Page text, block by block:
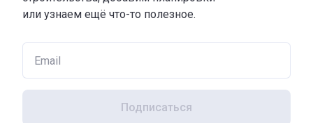
или узнаем ещё что-то полезное.
Подписаться